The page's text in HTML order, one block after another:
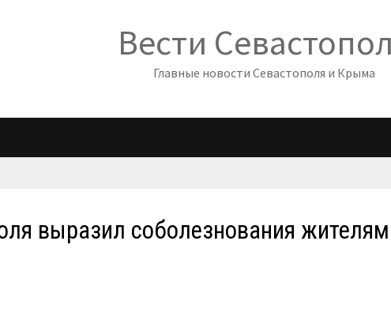
Вести
Главные новости Севастополя и Крыма
выразил соболезнования жителям